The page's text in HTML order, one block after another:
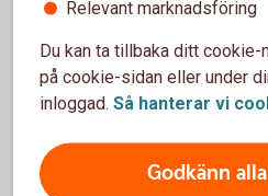
lägre risk än vad majoriteten
skulle en hedgefond-i-fond
hedgefonder, genom att
med olika inriktning och från
Relevant marknadsföring
Du kan ta tillbaka ditt cookie-
på cookie-sidan eller under
inloggad. Så hanterar vi
Godkänn